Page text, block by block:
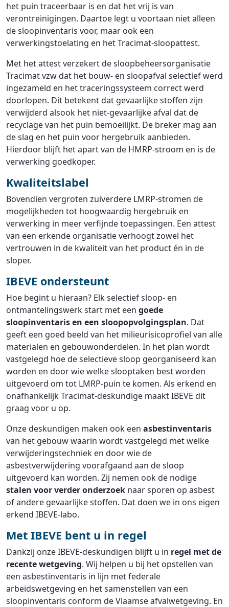
het puin traceerbaar is en dat het vrij is van
verontreinigingen. Daartoe legt u voortaan niet alleen
de sloopinventaris voor, maar ook een
verwerkingstoelating en het Tracimat-sloopattest.
Met het attest verzekert de sloopbeheersorganisatie
Tracimat vzw dat het bouw- en sloopafval selectief werd
ingezameld en het traceringssysteem correct werd
doorlopen. Dit betekent dat gevaarlijke stoffen zijn
verwijderd alsook het niet-gevaarlijke afval dat de
recyclage van het puin bemoeilijkt. De breker mag aan
de slag en het puin voor hergebruik aanbieden.
Hierdoor blijft het apart van de HMRP-stroom en is de
verwerking goedkoper.
Kwaliteitslabel
Bovendien vergroten zuiverdere LMRP-stromen de
mogelijkheden tot hoogwaardig hergebruik en
verwerking in meer verfijnde toepassingen. Een attest
van een erkende organisatie verhoogt zowel het
vertrouwen in de kwaliteit van het product én in de
sloper.
IBEVE ondersteunt
Hoe begint u hieraan? Elk selectief sloop- en
ontmantelingswerk start met een goede
sloopinventaris en een sloopopvolgingsplan. Dat
geeft een goed beeld van het milieurisicoprofiel van alle
materialen en gebouwonderdelen. In het plan wordt
vastgelegd hoe de selectieve sloop georganiseerd kan
worden en door wie welke slooptaken best worden
uitgevoerd om tot LMRP-puin te komen. Als erkend en
onafhankelijk Tracimat-deskundige maakt IBEVE dit
graag voor u op.
Onze deskundigen maken ook een asbestinventaris
van het gebouw waarin wordt vastgelegd met welke
verwijderingstechniek en door wie de
asbestverwijdering voorafgaand aan de sloop
uitgevoerd kan worden. Zij nemen ook de nodige
stalen voor verder onderzoek naar sporen op asbest
of andere gevaarlijke stoffen. Dat doen we in ons eigen
erkend IBEVE-labo.
Met IBEVE bent u in regel
Dankzij onze IBEVE-deskundigen blijft u in regel met de
recente wetgeving. Wij helpen u bij het opstellen van
een asbestinventaris in lijn met federale
arbeidswetgeving en het samenstellen van een
sloopinventaris conform de Vlaamse afvalwetgeving. En